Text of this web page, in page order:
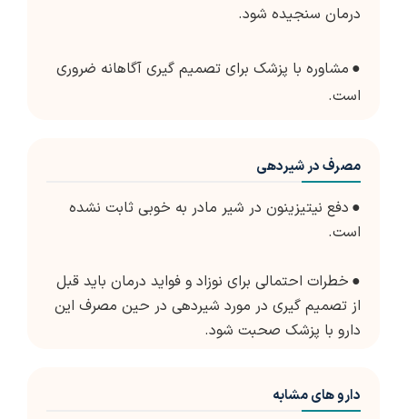
درمان سنجیده شود.
● مشاوره با پزشک برای تصمیم گیری آگاهانه ضروری
است.
مصرف در شیردهی
● دفع نیتیزینون در شیر مادر به خوبی ثابت نشده
است.
● خطرات احتمالی برای نوزاد و فواید درمان باید قبل
از تصمیم گیری در مورد شیردهی در حین مصرف این
دارو با پزشک صحبت شود.
دارو های مشابه